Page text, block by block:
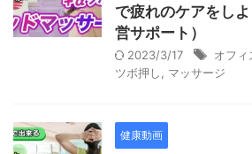
で疲れのケアをし
営サポート）
2023/3/17 オフィ
ツボ押し
マッサージ
健康動画